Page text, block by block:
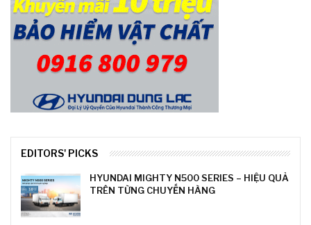
EDITORS' PICKS
HYUNDAI MIGHTY N500 SERIES – HIỆU QUẢ
TRÊN TỪNG CHUYẾN HÀNG